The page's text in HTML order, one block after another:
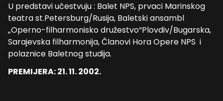
U predstavi učestvuju : Balet NPS, prvaci Marinskog
teatra st.Petersburg/Rusija, Baletski ansambl
„Operno-filharmonisko družestvo“Plovdiv/Bugarska,
Sarajevska filharmonija, Članovi Hora Opere NPS i
polaznice Baletnog studija.
PREMIJERA: 21. 11. 2002.